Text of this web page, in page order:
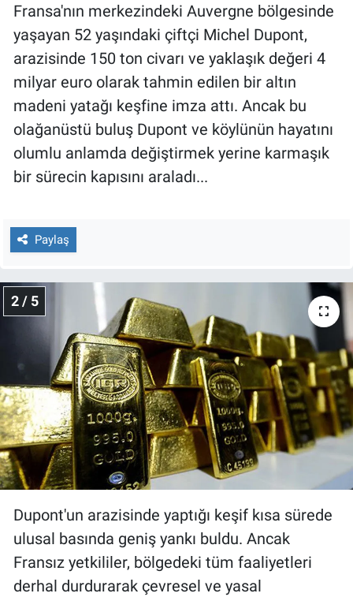
Fransa'nın merkezindeki Auvergne bölgesinde
yaşayan 52 yaşındaki çiftçi Michel Dupont,
arazisinde 150 ton civarı ve yaklaşık değeri 4
milyar euro olarak tahmin edilen bir altın
madeni yatağı keşfine imza attı. Ancak bu
olağanüstü buluş Dupont ve köylünün hayatını
olumlu anlamda değiştirmek yerine karmaşık
bir sürecin kapısını araladı...
Paylaş
2 / 5
Dupont'un arazisinde yaptığı keşif kısa sürede
ulusal basında geniş yankı buldu. Ancak
Fransız yetkililer, bölgedeki tüm faaliyetleri
derhal durdurarak çevresel ve yasal
Koronavirüs
Kültür Sanat
Ne demişti
Nedir
Popüler
Sağlık
Teknoloji
Türkiye'nin Geleceği
Türkiye'nin Gündemi
Yerel Gündem
Yerel Yaşam
Canlı Yayın